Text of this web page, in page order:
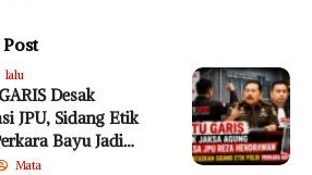
Post
lalu
Desak
JPU, Sidang Etik
Bayu Jadi
Mata